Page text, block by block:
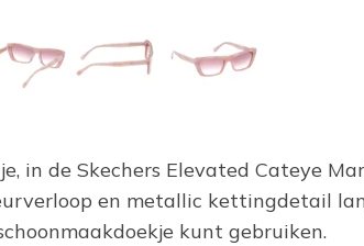
in de Skechers Elevated Cateye
en metallic kettingdetail
kunt gebruiken.